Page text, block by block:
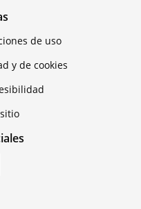
de uso
y de cookies